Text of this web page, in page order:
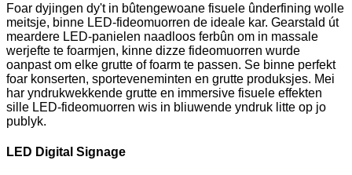
Foar dyjingen dy't in bûtengewoane fisuele ûnderfining wolle
meitsje, binne LED-fideomuorren de ideale kar. Gearstald út
meardere LED-panielen naadloos ferbûn om in massale
werjefte te foarmjen, kinne dizze fideomuorren wurde
oanpast om elke grutte of foarm te passen. Se binne perfekt
foar konserten, sporteveneminten en grutte produksjes. Mei
har yndrukwekkende grutte en immersive fisuele effekten
sille LED-fideomuorren wis in bliuwende yndruk litte op jo
publyk.
LED Digital Signage